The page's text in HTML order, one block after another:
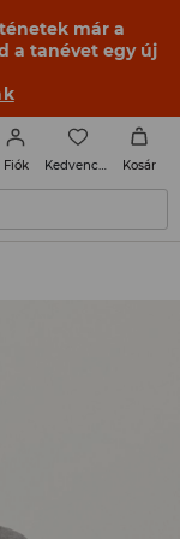
már a
a tanévet egy új
Fiók Kosár